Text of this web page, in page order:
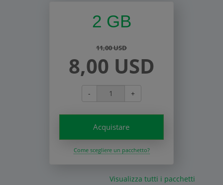
2 GB
11,00 USD
8,00 USD
- +
Acquistare
Come scegliere un pacchetto?
Visualizza tutti i pacchetti